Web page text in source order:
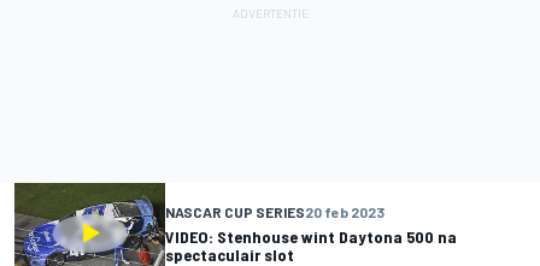
NASCAR CUP SERIES20 feb 2023
VIDEO: Stenhouse wint Daytona 500 na
spectaculair slot